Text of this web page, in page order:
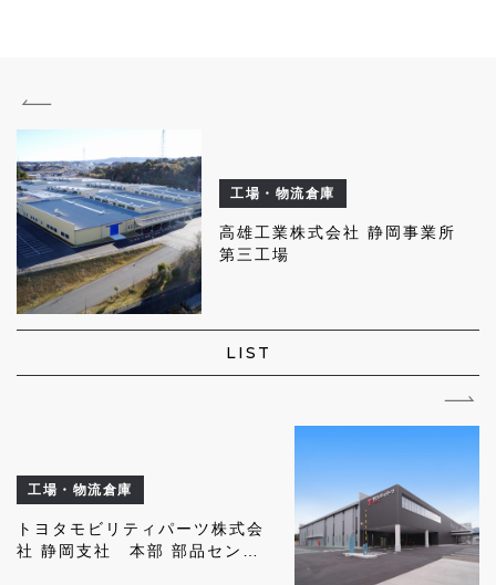
工場・物流倉庫
高雄工業株式会社 静岡事業所
第三工場
LIST
工場・物流倉庫
トヨタモビリティパーツ株式会
社 静岡支社 本部 部品センタ